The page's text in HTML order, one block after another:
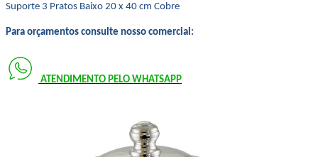
Suporte 3 Pratos Baixo 20 x 40 cm Cobre
Para orçamentos consulte nosso comercial:
ATENDIMENTO PELO WHATSAPP